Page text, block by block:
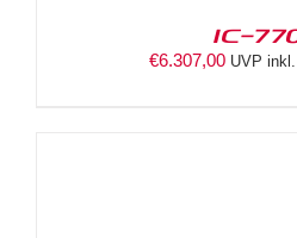
IC-
€6.307,00 UVP